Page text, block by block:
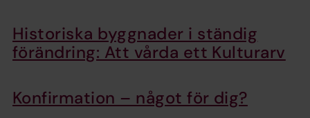
Historiska byggnader i ständig
förändring: Att vårda ett Kulturarv
Konfirmation – något för dig?